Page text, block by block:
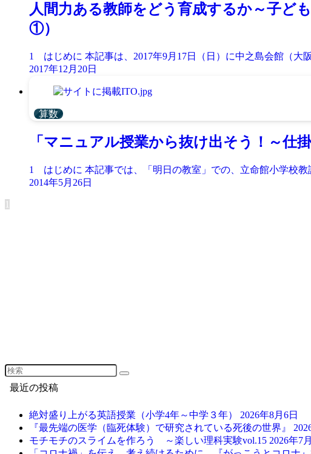
人間力ある教師をどう育成するか～子
①）
1 はじめに 本記事は、2017年9月17日（日）に中之島会館（大阪
2017年12月20日
算数
「マニュアル授業から抜け出そう！～仕
1 はじめに 本記事では、「明日の教室」での、立命館小学校教
2014年5月26日
1
最近の投稿
絶対盛り上がる英語授業（小学4年～中学３年） 2026年8月6日
『最先端の医学（臨死体験）で研究されている死後の世界』
モチモチのスライムを作ろう ～楽しい理科実験vol.15 2026年7